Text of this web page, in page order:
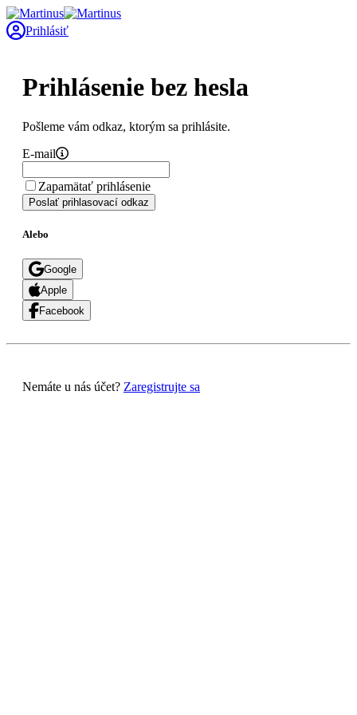
Prihlásiť
Prihlásenie bez hesla
Pošleme vám odkaz, ktorým sa prihlásite.
E-mail
Zapamätať prihlásenie
Poslať prihlasovací odkaz
Alebo
Google
Apple
Facebook
Nemáte u nás účet? Zaregistrujte sa